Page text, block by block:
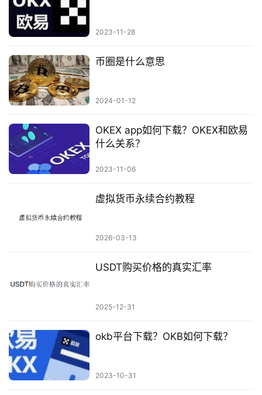
2023-11-28
币圈是什么意思
2024-01-12
OKEX app如何下载？OKEX和欧易
什么关系？
2023-11-06
虚拟货币永续合约教程
2026-03-13
USDT购买价格的真实汇率
2025-12-31
okb平台下载？OKB如何下载？
2023-10-31